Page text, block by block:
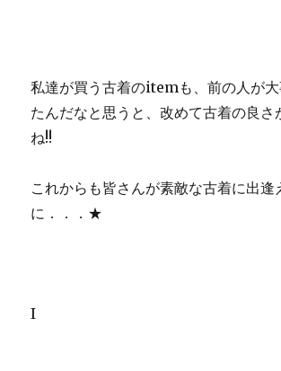
私達が買う古着のitemも、前の人が
たんだなと思うと、改めて古着の良さ
ね!!
これからも皆さんが素敵な古着に出逢
に．．．★
I